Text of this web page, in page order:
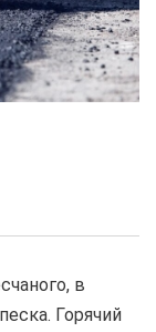
в
Горячий